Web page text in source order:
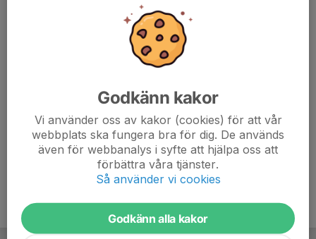
Godkänn kakor
Vi använder oss av kakor (cookies) för att vår
webbplats ska fungera bra för dig. De används
även för webbanalys i syfte att hjälpa oss att
förbättra våra tjänster.
Så använder vi cookies
Godkänn alla kakor